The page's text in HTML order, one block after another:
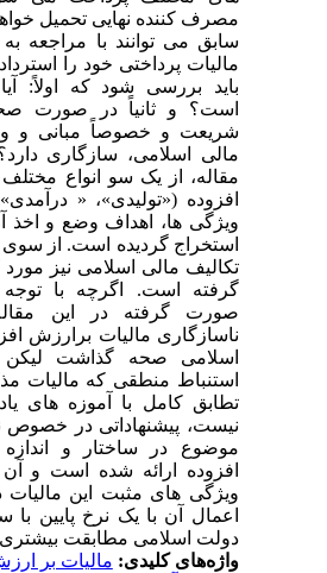
مصرف کننده نهایی تحمیل
سابق می توانند با مراجعه به
مالیات پرداختی خود را استرداد
باید بررسی شود که اولاً:
است؟ و ثانیاً در صورت
شریعت و خصوصاً مبانی و
مالی اسلامی، سازگاری
مقاله، از یک سو انواع مختلف
افزوده («تولیدی»، «
ویژگی ها، اهداف وضع و اخذ آن
استخراج گردیده است. از سوی
تکالیف مالی اسلامی نیز مورد
گرفته است. اگرچه با توجه
صورت گرفته در این مقاله
ناسازگاری مالیات برارزش
اسلامی صحه گذاشت لیکن
استنباط منطقی که مالیات
تطابق کامل با آموزه های
نیست، پیشنهاداتی در خصوص
موضوع در ساختار و اندازه
افزوده ارائه شده است و آن
ویژگی های مثبت این مالیات در
اعمال آن با یک نرخ پایین با
دولت اسلامی مطابقت بیشتری
واژه‌های کلیدی:مالیات بر ارزش